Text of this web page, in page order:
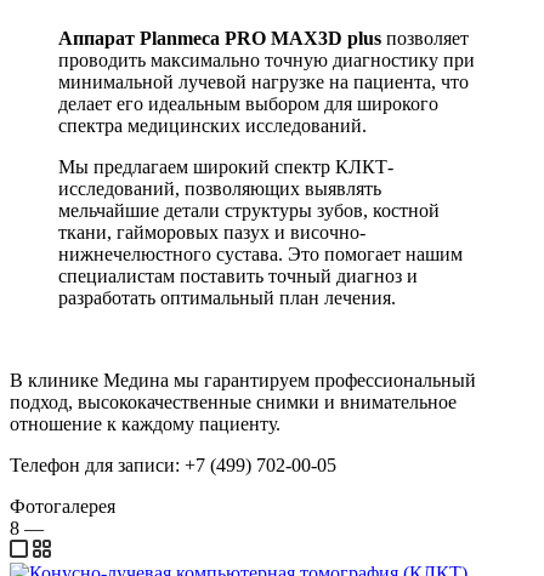
Аппарат Planmeca PRO MAX3D plus позволяет
проводить максимально точную диагностику при
минимальной лучевой нагрузке на пациента, что
делает его идеальным выбором для широкого
спектра медицинских исследований.
Мы предлагаем широкий спектр КЛКТ-
исследований, позволяющих выявлять
мельчайшие детали структуры зубов, костной
ткани, гайморовых пазух и височно-
нижнечелюстного сустава. Это помогает нашим
специалистам поставить точный диагноз и
разработать оптимальный план лечения.
В клинике Медина мы гарантируем профессиональный
подход, высококачественные снимки и внимательное
отношение к каждому пациенту.
Телефон для записи: +7 (499) 702-00-05
Фотогалерея
8 —